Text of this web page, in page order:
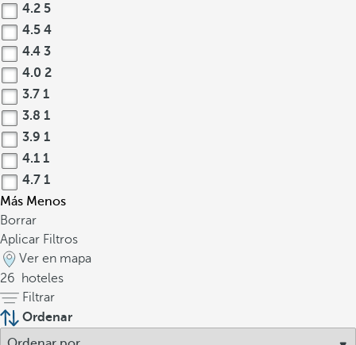
4.2 5
4.5 4
4.4 3
4.0 2
3.7 1
3.8 1
3.9 1
4.1 1
4.7 1
Más Menos
Borrar
Aplicar Filtros
Ver en mapa
26
hoteles
Filtrar
Ordenar